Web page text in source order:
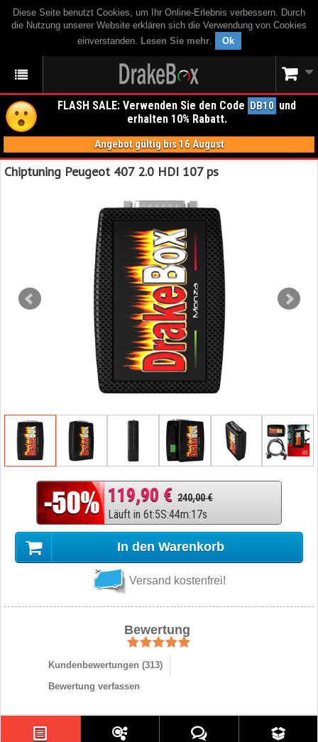
Diese Seite benutzt Cookies, um Ihr Online-Erlebnis verbessern. Durch
die Nutzung unserer Website erklären sich die Verwendung von Cookies
einverstanden. Lesen Sie mehr. Ok
FLASH SALE: Verwenden Sie den Code DB10 und
erhalten 10% Rabatt.
Angebot gültig bis 16 August
Chiptuning Peugeot 407 2.0 HDI 107 ps
119,90 € 240,00 €
Läuft in 6t:5S:44m:16s
In den Warenkorb
Versand kostenfrei!
Bewertung
Kundenbewertungen (313)
Bewertung verfassen